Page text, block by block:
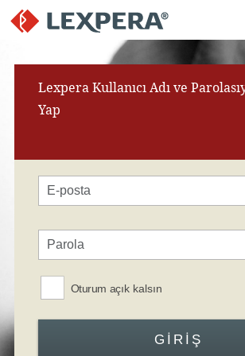
Lexpera Kullanıcı Adı ve
Yap
Oturum açık kalsın
GIRIŞ